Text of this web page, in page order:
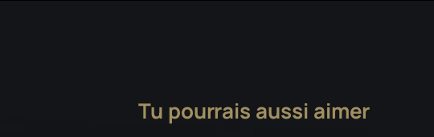
Tu pourrais aussi aimer